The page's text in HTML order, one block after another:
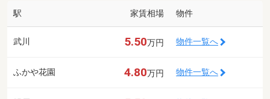
駅 家賃相場 物件
武川 5.50万円 物件一覧へ
ふかや花園 4.80万円 物件一覧へ